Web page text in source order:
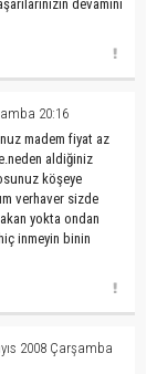
devamını
20:16
madem fiyat az
aldiğiniz
köşeye
verhaver sizde
yokta ondan
inmeyin binin
2008 Çarşamba